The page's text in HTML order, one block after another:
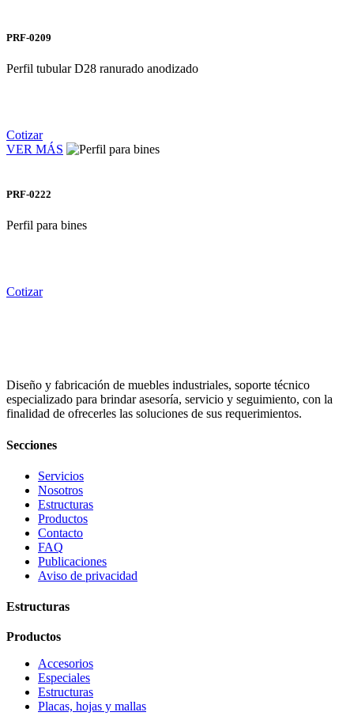
PRF-0209
Perfil tubular D28 ranurado anodizado
Cotizar
VER MÁS
PRF-0222
Perfil para bines
Cotizar
Diseño y fabricación de muebles industriales, soporte técnico
especializado para brindar asesoría, servicio y seguimiento, con la
finalidad de ofrecerles las soluciones de sus requerimientos.
Secciones
Servicios
Nosotros
Estructuras
Productos
Contacto
FAQ
Publicaciones
Aviso de privacidad
Estructuras
Productos
Accesorios
Especiales
Estructuras
Placas, hojas y mallas